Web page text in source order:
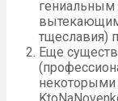
гениальным
тщеславия)
Еще
некоторыми